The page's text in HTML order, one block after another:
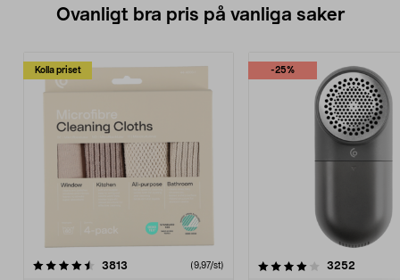
Ovanligt bra pris på vanliga saker
Kolla priset
3813 (9,97/st)
-25%
4.0av 5 stjärnor 3252
4.5av 5 stjärnor